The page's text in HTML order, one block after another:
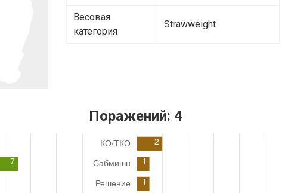
Весовая
категория
Strawweight
Поражений: 4